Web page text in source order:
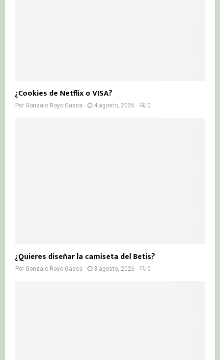
¿Cookies de Netflix o VISA?
Por Gonzalo Royo Gasca 4 agosto, 2026 0
¿Quieres diseñar la camiseta del Betis?
Por Gonzalo Royo Gasca 3 agosto, 2026 0